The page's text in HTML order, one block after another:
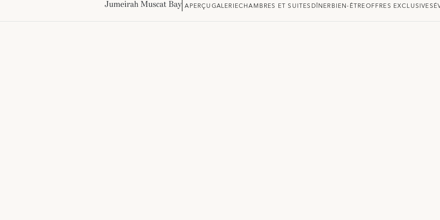
Jumeirah Muscat Bay APERÇUGALERIECHAMBRES ET SUITESDÎNERBIEN-ÊTREOFFRES EXCLUSIVES